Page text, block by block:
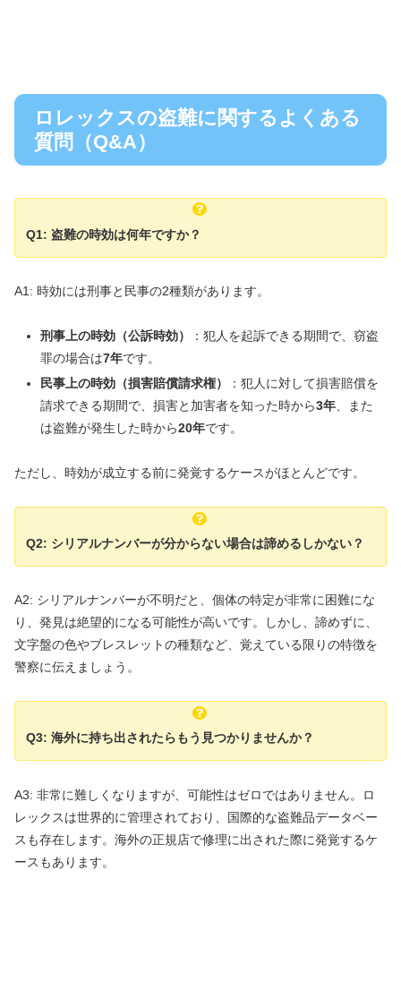
ロレックスの盗難に関するよくある
質問（Q&A）
Q1: 盗難の時効は何年ですか？
A1: 時効には刑事と民事の2種類があります。
刑事上の時効（公訴時効）
：犯人を起訴できる期間で、窃盗
罪の場合は7年です。
民事上の時効（損害賠償請求権）
：犯人に対して損害賠償を
請求できる期間で、損害と加害者を知った時から3年、また
は盗難が発生した時から20年です。
ただし、時効が成立する前に発覚するケースがほとんどです。
Q2: シリアルナンバーが分からない場合は諦めるしかない？
A2: シリアルナンバーが不明だと、個体の特定が非常に困難にな
り、発見は絶望的になる可能性が高いです。しかし、諦めずに、
文字盤の色やブレスレットの種類など、覚えている限りの特徴を
警察に伝えましょう。
Q3: 海外に持ち出されたらもう見つかりませんか？
A3: 非常に難しくなりますが、可能性はゼロではありません。ロ
レックスは世界的に管理されており、国際的な盗難品データベー
スも存在します。海外の正規店で修理に出された際に発覚するケ
ースもあります。